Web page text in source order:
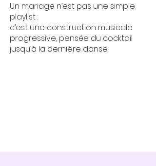
Un mariage n’est pas une simple
playlist :
c’est une construction musicale
progressive, pensée du cocktail
jusqu’à la dernière danse.